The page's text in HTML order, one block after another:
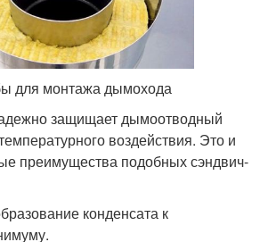
для монтажа дымохода
защищает дымоотводный
воздействия. Это и
преимущества подобных сэндвич-
конденсата к